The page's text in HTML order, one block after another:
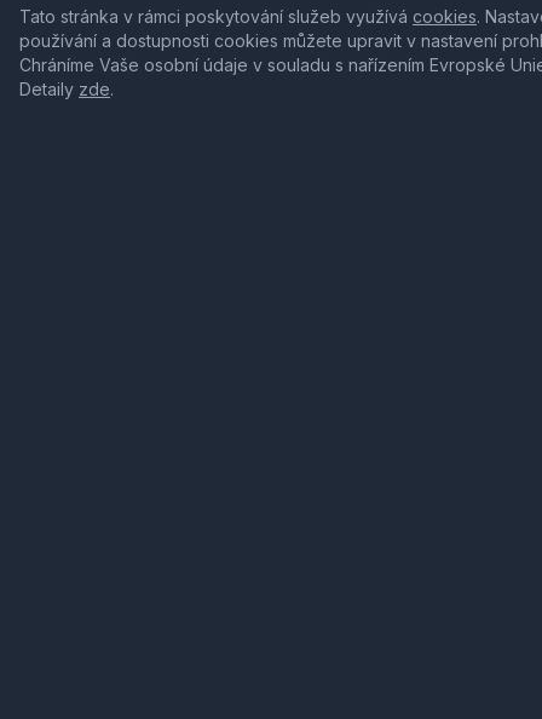
Tato stránka v rámci poskytování služeb využívá cookies.
používání a dostupnosti cookies můžete upravit v nastavení
Chráníme Vaše osobní údaje v souladu s nařízením Evropské
Detaily zde.